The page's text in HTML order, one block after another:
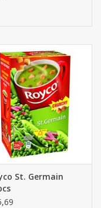
St. Germain